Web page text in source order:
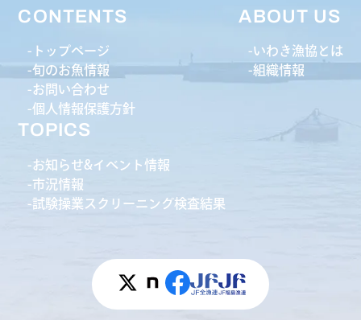
CONTENTS
トップページ
旬のお魚情報
お問い合わせ
個人情報保護方針
ABOUT US
いわき漁協とは
組織情報
TOPICS
お知らせ&イベント情報
市況情報
試験操業スクリーニング検査結果